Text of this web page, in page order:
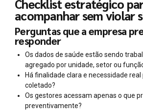
Checklist estratégico
acompanhar sem violar
Perguntas que a empresa
responder
Os dados de saúde estão sendo
agregado por unidade, setor ou
Há finalidade clara e necessidade
coletado?
Os gestores acessam apenas o que
preventivamente?